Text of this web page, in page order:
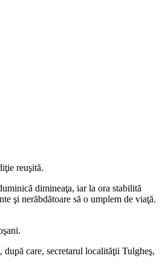
reuşită.
dimineaţa, iar la ora stabilită
şi nerăbdătoare să o umplem de viaţă.
care, secretarul localităţii Tulgheş,